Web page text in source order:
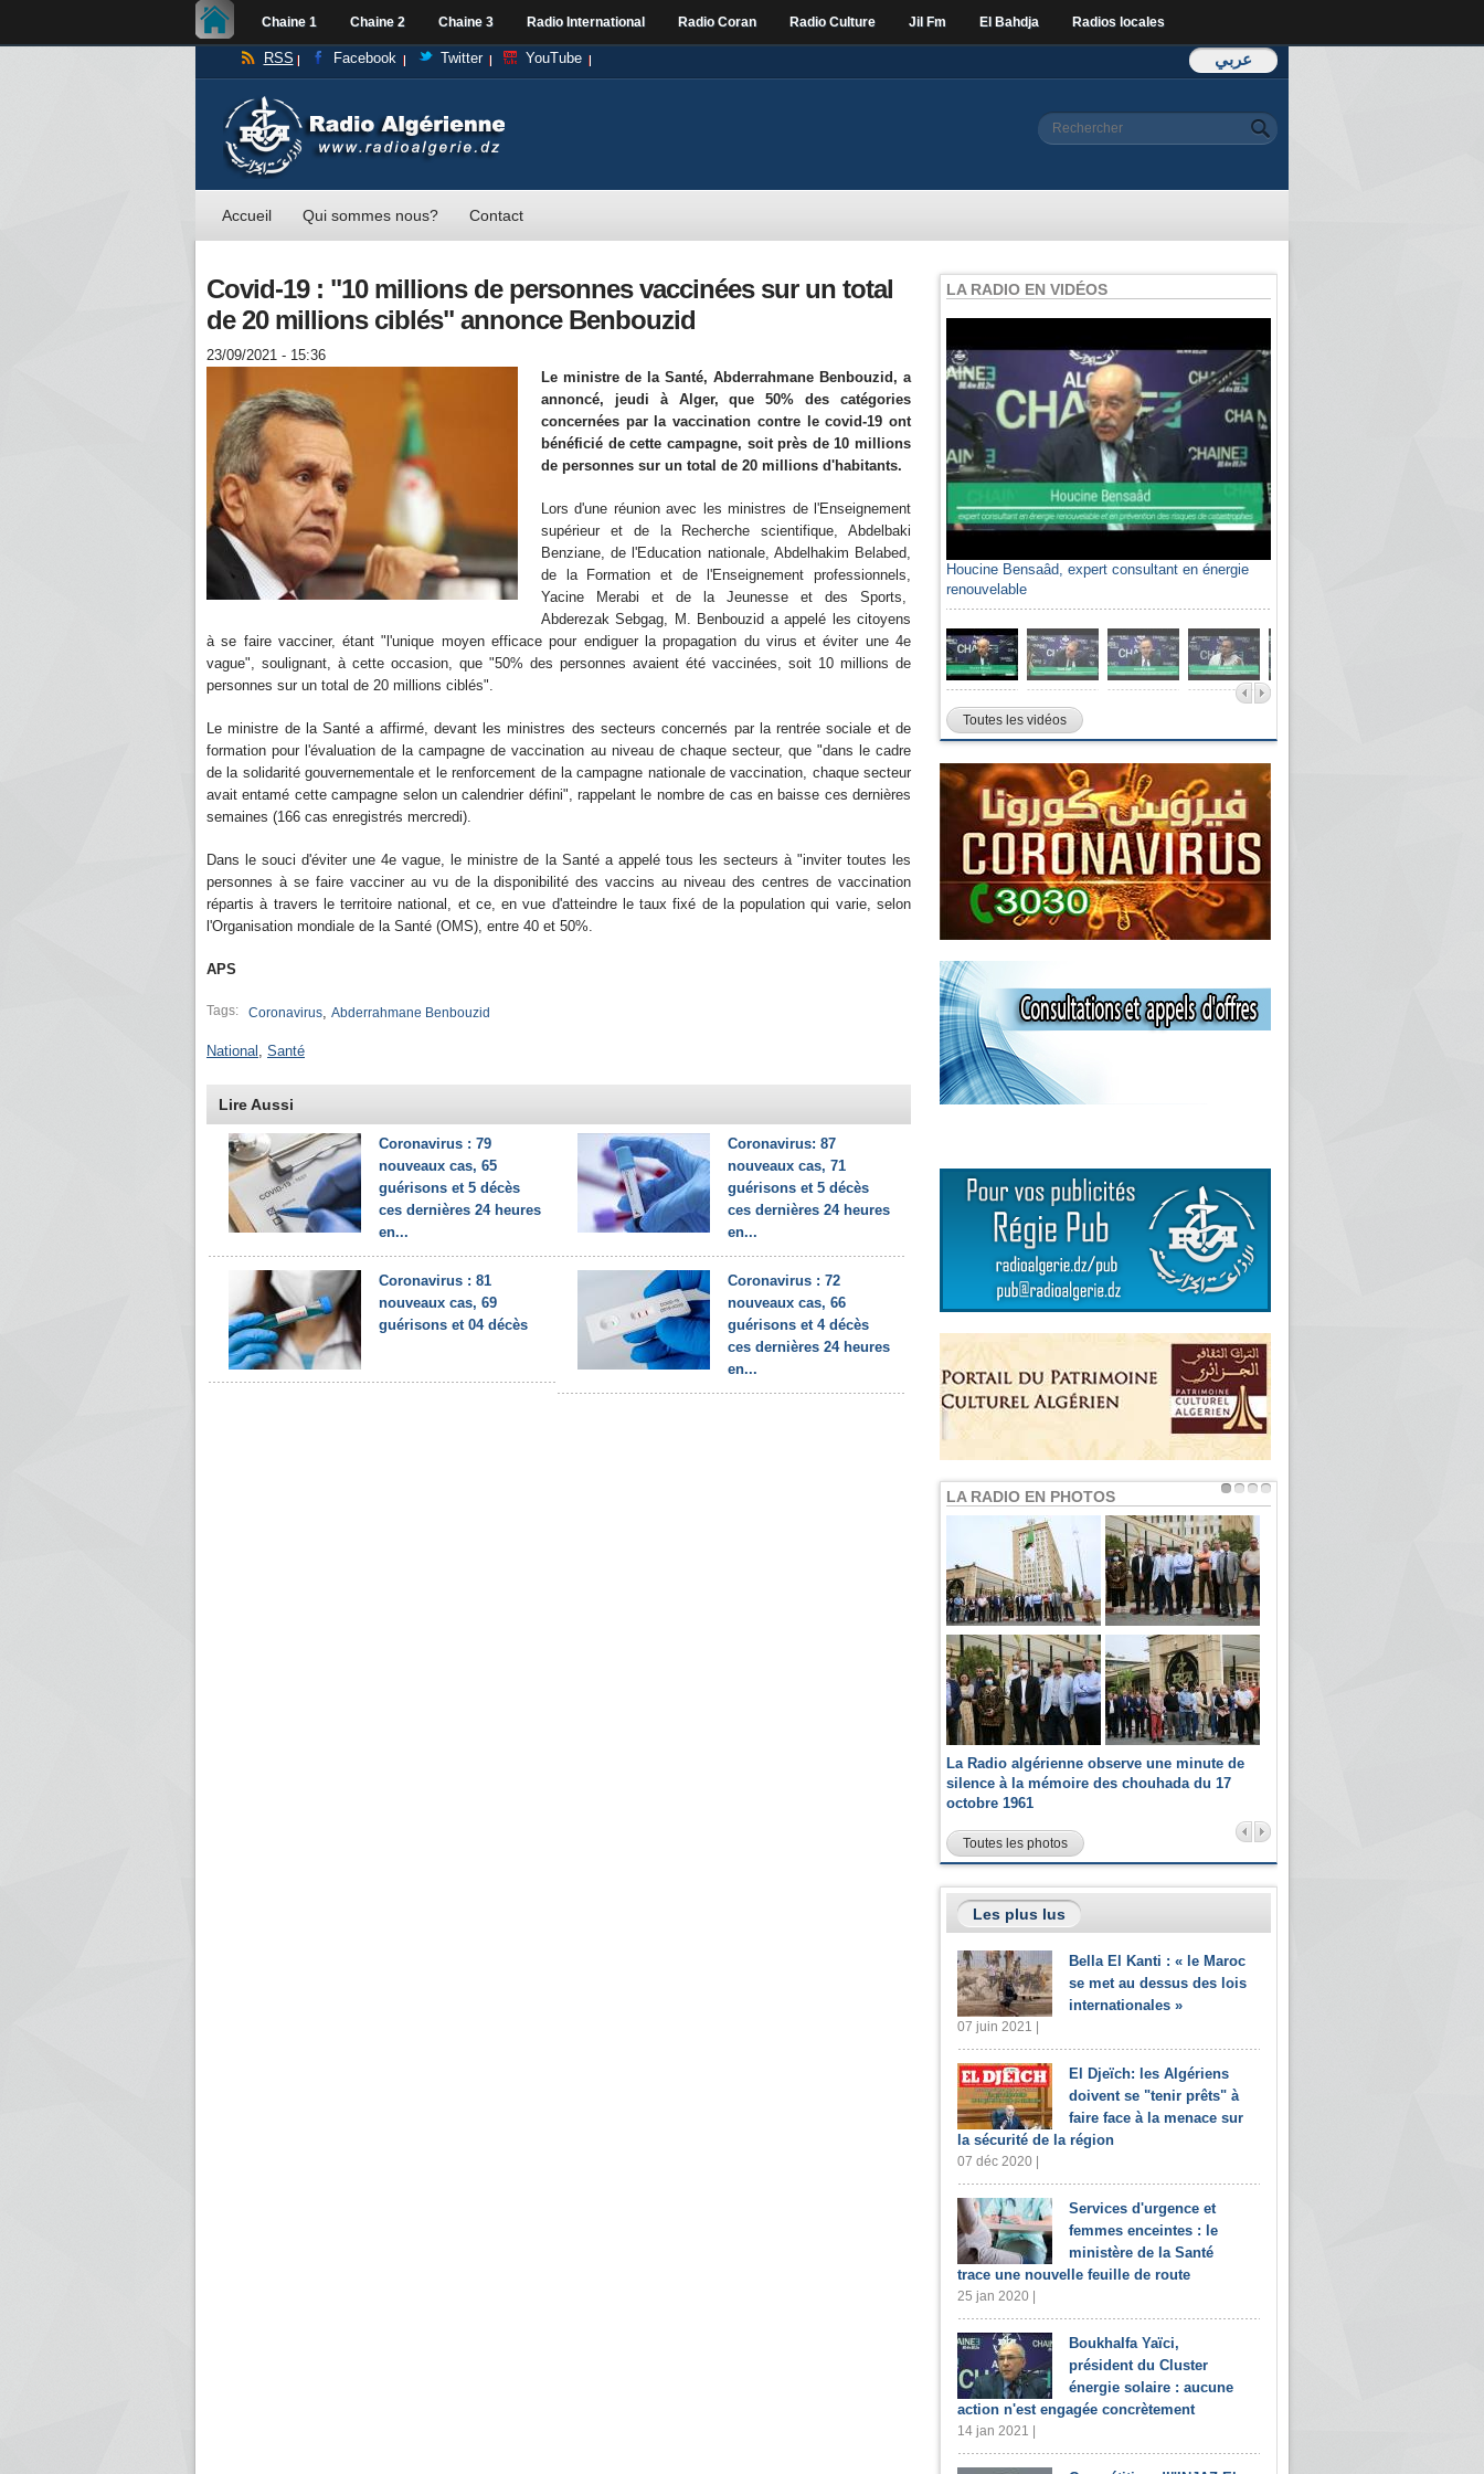
Chaine 1 Chaine 2 Chaine 3 Radio International Radio Coran Radio Culture Jil Fm El Bahdja Radios locales
عربي RSS Facebook Twitter YouTube
Formulaire de
Rechercher
Accueil Qui sommes nous? Contact
Covid-19 : "10 millions de personnes vaccinées sur un total
de 20 millions ciblés" annonce Benbouzid
23/09/2021 - 15:36
Le ministre de la Santé, Abderrahmane Benbouzid, a
annoncé, jeudi à Alger, que 50% des catégories
concernées par la vaccination contre le covid-19 ont
bénéficié de cette campagne, soit près de 10 millions
de personnes sur un total de 20 millions d'habitants.
Lors d'une réunion avec les ministres de l'Enseignement
supérieur et de la Recherche scientifique, Abdelbaki
Benziane, de l'Education nationale, Abdelhakim Belabed,
de la Formation et de l'Enseignement professionnels,
Yacine Merabi et de la Jeunesse et des Sports,
Abderezak Sebgag, M. Benbouzid a appelé les citoyens
à se faire vacciner, étant "l'unique moyen efficace pour endiguer la propagation du virus et éviter une 4e
vague", soulignant, à cette occasion, que "50% des personnes avaient été vaccinées, soit 10 millions de
personnes sur un total de 20 millions ciblés".
Le ministre de la Santé a affirmé, devant les ministres des secteurs concernés par la rentrée sociale et de
formation pour l'évaluation de la campagne de vaccination au niveau de chaque secteur, que "dans le cadre
de la solidarité gouvernementale et le renforcement de la campagne nationale de vaccination, chaque secteur
avait entamé cette campagne selon un calendrier défini", rappelant le nombre de cas en baisse ces dernières
semaines (166 cas enregistrés mercredi).
Dans le souci d'éviter une 4e vague, le ministre de la Santé a appelé tous les secteurs à "inviter toutes les
personnes à se faire vacciner au vu de la disponibilité des vaccins au niveau des centres de vaccination
répartis à travers le territoire national, et ce, en vue d'atteindre le taux fixé de la population qui varie, selon
l'Organisation mondiale de la Santé (OMS), entre 40 et 50%.
APS
Tags: Coronavirus, Abderrahmane Benbouzid
National , Santé
Lire Aussi
Coronavirus : 79
nouveaux cas, 65
guérisons et 5 décès
ces dernières 24 heures
en...
Coronavirus: 87
nouveaux cas, 71
guérisons et 5 décès
ces dernières 24 heures
en...
Coronavirus : 81
nouveaux cas, 69
guérisons et 04 décès
Coronavirus : 72
nouveaux cas, 66
guérisons et 4 décès
ces dernières 24 heures
en...
LA RADIO EN VIDÉOS
Houcine Bensaâd, expert consultant en énergie
renouvelable
Toutes les vidéos
LA RADIO EN PHOTOS
La Radio algérienne observe une minute de
silence à la mémoire des chouhada du 17
octobre 1961
Toutes les photos
Les plus lus
Bella El Kanti : « le Maroc
se met au dessus des lois
internationales »
07 juin 2021 |
El Djeïch: les Algériens
doivent se "tenir prêts" à
faire face à la menace sur
la sécurité de la région
07 déc 2020 |
Services d'urgence et
femmes enceintes : le
ministère de la Santé
trace une nouvelle feuille de route
25 jan 2020 |
Boukhalfa Yaïci,
président du Cluster
énergie solaire : aucune
action n'est engagée concrètement
14 jan 2021 |